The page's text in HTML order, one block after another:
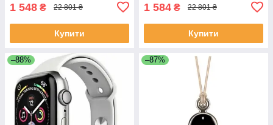
1 548 ₴ 22 801 ₴
Купити
1 584 ₴ 22 801 ₴
Купити
–88% –87%